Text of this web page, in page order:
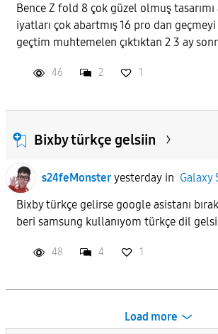
Bence Z fold 8 çok güzel olmuş
iyatları çok abartmış 16 pro dan
geçtim muhtemelen çıktıktan 2 3 ay
46 2 1
Bixby türkçe gelsiin
s24feMonster yesterdayin Galaxy
Bixby türkçe gelirse google asistanı
beri samsung kullanıyom türkçe dil
48 4 1
Load more